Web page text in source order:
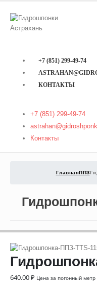
+7 (851) 299-49-74
КОНТАКТЫ
+7 (851) 299-49-74
Контакты
ГлавнаяППЗ
640.00₽ Цена за погонный